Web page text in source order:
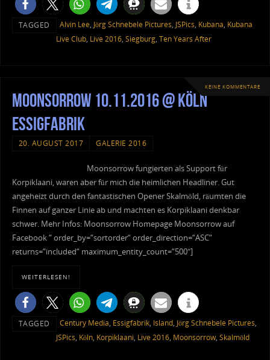
TAGGED Alvin Lee, Jörg Schnebele Pictures, JSPics, Kubana, Kubana
Live Club, Live 2016, Siegburg, Ten Years After
KEINE KOMMENTARE
Moonsorrow 10.11.2016 @ Köln
Essigfabrik
20. AUGUST 2017 GALERIE 2016
Moonsorrow fungierten als Support für
Korpiklaani, waren aber für mich die heimlichen Headliner. Gut
angeheizt durch den fantastischen Opener Skalmöld, räumten die
Finnen auf ganzer Linie ab und machten es Korpiklaani denkbar
schwer. Mehr Infos: Moonsorrow Homepage Moonsorrow auf
Facebook “ order_by=“sortorder“ order_direction=“ASC“
returns=“included“ maximum_entity_count=“500″]
WEITERLESEN!
TAGGED Century Media, Essigfabrik, Island, Jörg Schnebele Pictures,
JSPics, Köln, Korpiklaani, Live 2016, Moonsorrow, Skalmöld